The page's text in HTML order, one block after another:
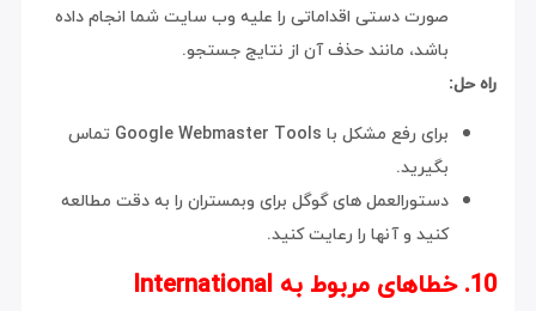
صورت دستی اقداماتی را علیه وب سایت شما انجام داده
باشد، مانند حذف آن از نتایج جستجو.
راه حل:
برای رفع مشکل با Google Webmaster Tools تماس
بگیرید.
دستورالعمل های گوگل برای وبمستران را به دقت مطالعه
کنید و آنها را رعایت کنید.
10. خطاهای مربوط به International